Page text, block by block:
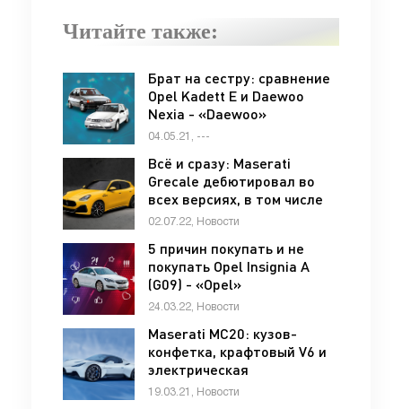
Читайте также:
Брат на сестру: сравнение
Opel Kadett E и Daewoo
Nexia - «Daewoo»
04.05.21, ---
Всё и сразу: Maserati
Grecale дебютировал во
всех версиях, в том числе
как электромобиль -
02.07.22, Новости
5 причин покупать и не
покупать Opel Insignia A
(G09) - «Opel»
24.03.22, Новости
Maserati MC20: кузов-
конфетка, крафтовый V6 и
электрическая
альтернатива - «Maserati»
19.03.21, Новости